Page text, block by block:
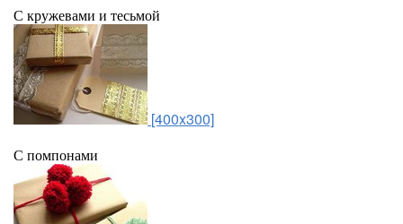
С кружевами и тесьмой
[400x300]
С помпонами